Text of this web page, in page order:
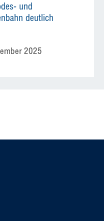
und
deutlich
2025